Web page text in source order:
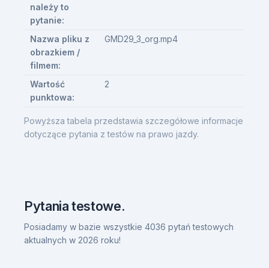
Powyższa tabela przedstawia szczegółowe informacje
dotyczące pytania z testów na prawo jazdy.
należy to
pytanie:
Nazwa pliku z
obrazkiem /
filmem:
GMD29_3_org.mp4
Wartość
punktowa:
2
Pytania testowe.
Posiadamy w bazie wszystkie 4036 pytań testowych
aktualnych w 2026 roku!